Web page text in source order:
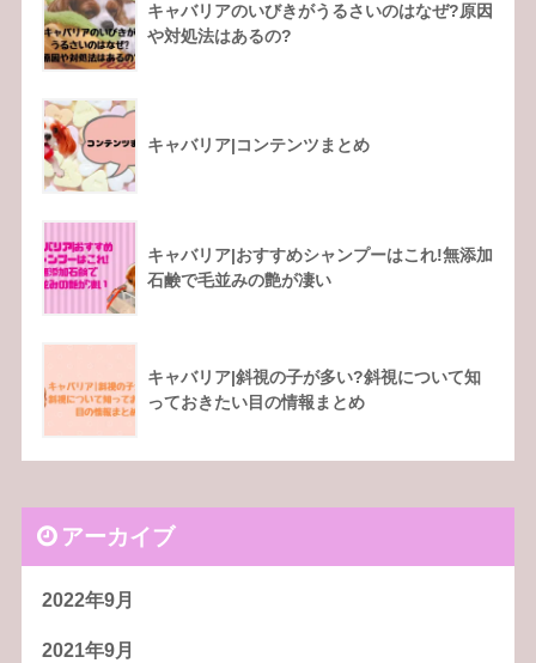
キャバリアのいびきがうるさいのはなぜ?原因
や対処法はあるの?
キャバリア|コンテンツまとめ
キャバリア|おすすめシャンプーはこれ!無添加
石鹸で毛並みの艶が凄い
キャバリア|斜視の子が多い?斜視について知
っておきたい目の情報まとめ
アーカイブ
2022年9月
2021年9月